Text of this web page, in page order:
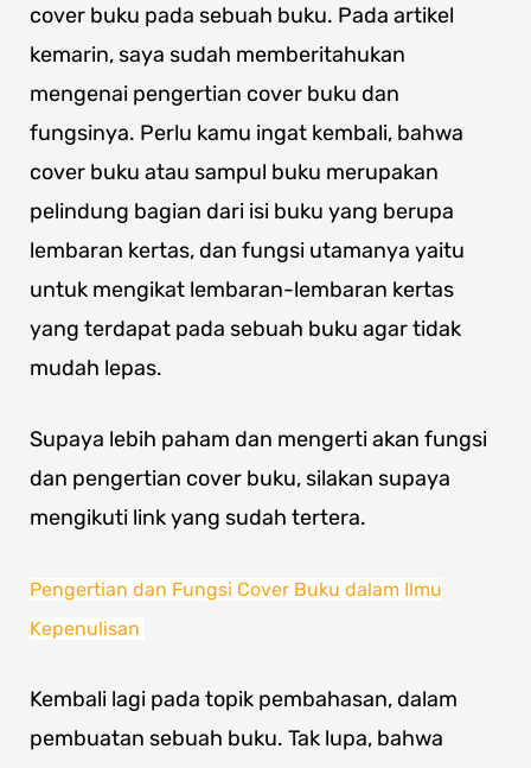
cover buku pada sebuah buku. Pada artikel
kemarin, saya sudah memberitahukan
mengenai pengertian cover buku dan
fungsinya. Perlu kamu ingat kembali, bahwa
cover buku atau sampul buku merupakan
pelindung bagian dari isi buku yang berupa
lembaran kertas, dan fungsi utamanya yaitu
untuk mengikat lembaran-lembaran kertas
yang terdapat pada sebuah buku agar tidak
mudah lepas.
Supaya lebih paham dan mengerti akan fungsi
dan pengertian cover buku, silakan supaya
mengikuti link yang sudah tertera.
Pengertian dan Fungsi Cover Buku dalam Ilmu
Kepenulisan
Kembali lagi pada topik pembahasan, dalam
pembuatan sebuah buku. Tak lupa, bahwa